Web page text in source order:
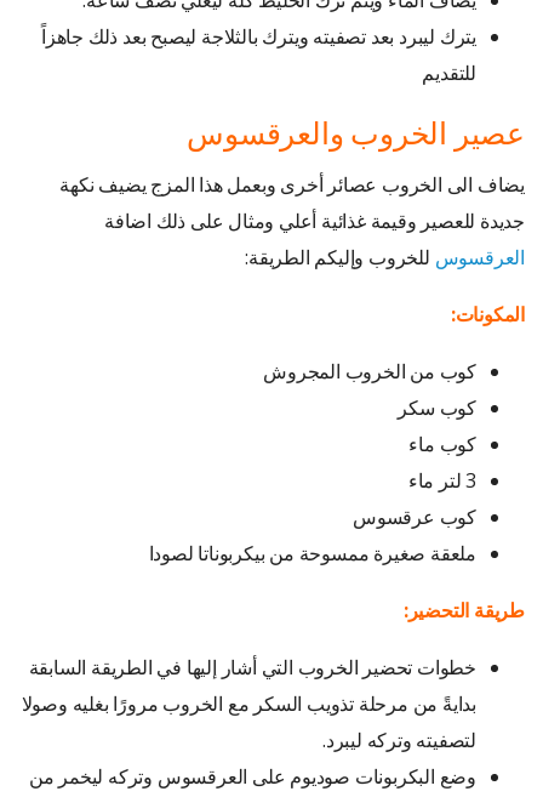
يترك ليبرد بعد تصفيته ويترك بالثلاجة ليصبح بعد ذلك جاهزاً
للتقديم
عصير الخروب والعرقسوس
يضاف الى الخروب عصائر أخرى وبعمل هذا المزج يضيف نكهة
جديدة للعصير وقيمة غذائية أعلي ومثال على ذلك اضافة
العرقسوس للخروب وإليكم الطريقة:
المكونات:
كوب من الخروب المجروش
كوب سكر
كوب ماء
3 لتر ماء
كوب عرقسوس
ملعقة صغيرة ممسوحة من بيكربوناتا لصودا
طريقة التحضير:
خطوات تحضير الخروب التي أشار إليها في الطريقة السابقة
بدايةً من مرحلة تذويب السكر مع الخروب مرورًا بغليه وصولا
لتصفيته وتركه ليبرد.
وضع البكربونات صوديوم على العرقسوس وتركه ليخمر من